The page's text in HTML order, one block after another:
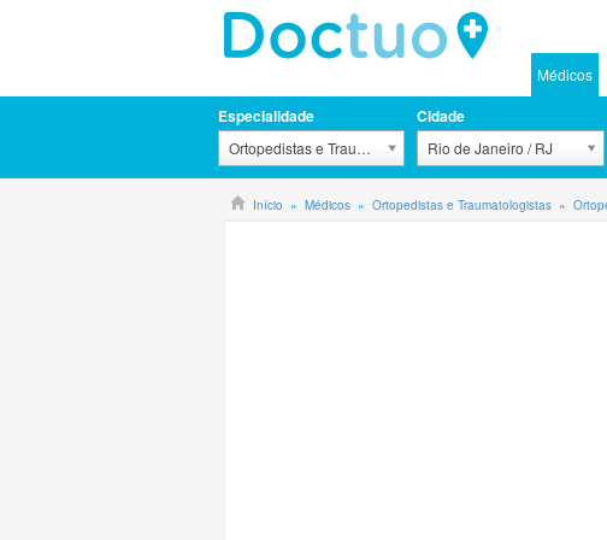
Médicos
Especialidade
Ortopedistas e Traumatologistas
Cidade
Rio de Janeiro / RJ
Início Médicos Ortopedistas e Traumatologistas